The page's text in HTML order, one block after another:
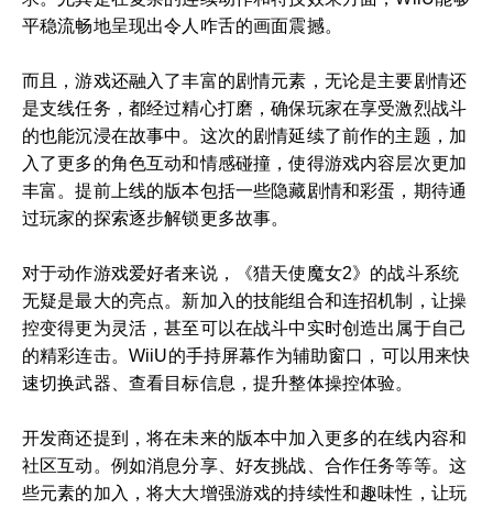
平稳流畅地呈现出令人咋舌的画面震撼。
而且，游戏还融入了丰富的剧情元素，无论是主要剧情还
是支线任务，都经过精心打磨，确保玩家在享受激烈战斗
的也能沉浸在故事中。这次的剧情延续了前作的主题，加
入了更多的角色互动和情感碰撞，使得游戏内容层次更加
丰富。提前上线的版本包括一些隐藏剧情和彩蛋，期待通
过玩家的探索逐步解锁更多故事。
对于动作游戏爱好者来说，《猎天使魔女2》的战斗系统
无疑是最大的亮点。新加入的技能组合和连招机制，让操
控变得更为灵活，甚至可以在战斗中实时创造出属于自己
的精彩连击。WiiU的手持屏幕作为辅助窗口，可以用来快
速切换武器、查看目标信息，提升整体操控体验。
开发商还提到，将在未来的版本中加入更多的在线内容和
社区互动。例如消息分享、好友挑战、合作任务等等。这
些元素的加入，将大大增强游戏的持续性和趣味性，让玩